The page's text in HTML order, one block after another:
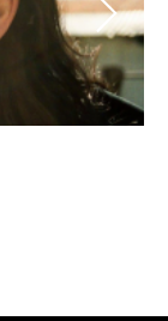
Next